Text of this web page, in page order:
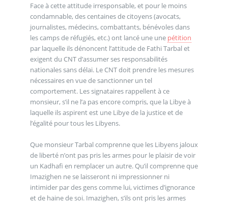
Face à cette attitude irresponsable, et pour le moins
condamnable, des centaines de citoyens (avocats,
journalistes, médecins, combattants, bénévoles dans
les camps de réfugiés, etc.) ont lancé une une pétition
par laquelle ils dénoncent l’attitude de Fathi Tarbal et
exigent du CNT d’assumer ses responsabilités
nationales sans délai. Le CNT doit prendre les mesures
nécessaires en vue de sanctionner un tel
comportement. Les signataires rappellent à ce
monsieur, s’il ne l’a pas encore compris, que la Libye à
laquelle ils aspirent est une Libye de la justice et de
l’égalité pour tous les Libyens.
Que monsieur Tarbal comprenne que les Libyens jaloux
de liberté n’ont pas pris les armes pour le plaisir de voir
un Kadhafi en remplacer un autre. Qu’il comprenne que
Imazighen ne se laisseront ni impressionner ni
intimider par des gens comme lui, victimes d’ignorance
et de haine de soi. Imazighen, s’ils ont pris les armes